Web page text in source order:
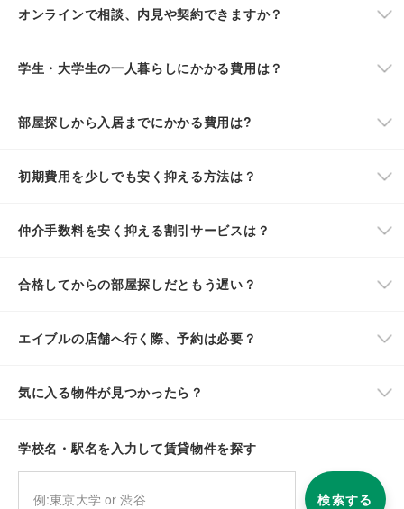
オンラインで相談、内見や契約できますか？
学生・大学生の一人暮らしにかかる費用は？
部屋探しから入居までにかかる費用は?
初期費用を少しでも安く抑える方法は？
仲介手数料を安く抑える割引サービスは？
合格してからの部屋探しだともう遅い？
エイブルの店舗へ行く際、予約は必要？
気に入る物件が見つかったら？
学校名・駅名を入力して賃貸物件を探す
検索する